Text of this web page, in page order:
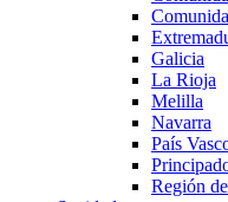
Galicia
La Rioja
Melilla
Navarra
País
Región